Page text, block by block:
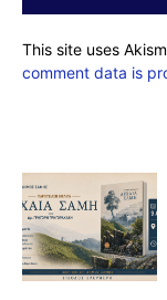
This site uses
comment data is